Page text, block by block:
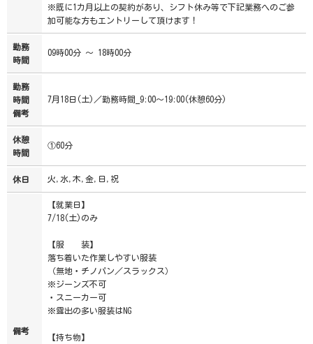
※既に1カ月以上の契約があり、シフト休み等で下記業務へのご参
加可能な方もエントリーして頂けます！
勤務
時間
09時00分 ～ 18時00分
勤務
時間
備考
7月18日(土)／勤務時間_9:00～19:00(休憩60分)
休憩
時間
①60分
休日 火,水,木,金,日,祝
備考
【就業日】
7/18(土)のみ
【服 装】
落ち着いた作業しやすい服装
（無地・チノパン／スラックス）
※ジーンズ不可
・スニーカー可
※露出の多い服装はNG
【持ち物】